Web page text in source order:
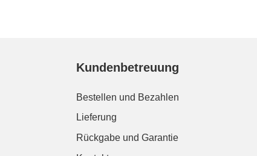
Kundenbetreuung
Bestellen und Bezahlen
Lieferung
Rückgabe und Garantie